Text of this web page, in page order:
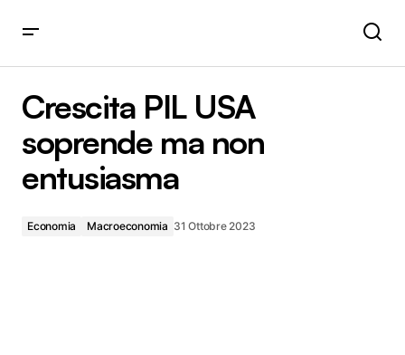
Crescita PIL USA
soprende ma non
entusiasma
Economia Macroeconomia 31 Ottobre 2023